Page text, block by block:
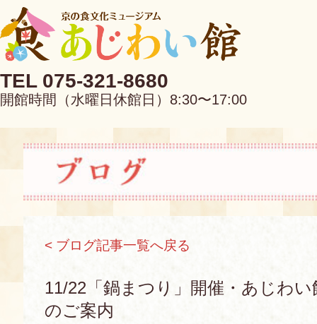
TEL 075-321-8680
開館時間（水曜日休館日）8:30〜17:00
EN 中文
当館について
< ブログ記事一覧へ戻る
11/22「鍋まつり」開催・あじわ
のご案内